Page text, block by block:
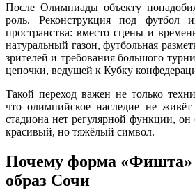
После Олимпиады объекту
роль. Реконструкция под футбол
пространства: вместо сцены и
натуральный газон, футбольная
зрителей и требования большого
цепочки, ведущей к Кубку
Такой переход важен не только
что олимпийское наследие не
стадиона нет регулярной функции, он
красивый, но тяжёлый символ.
Почему форма «Фишта»
образ Сочи